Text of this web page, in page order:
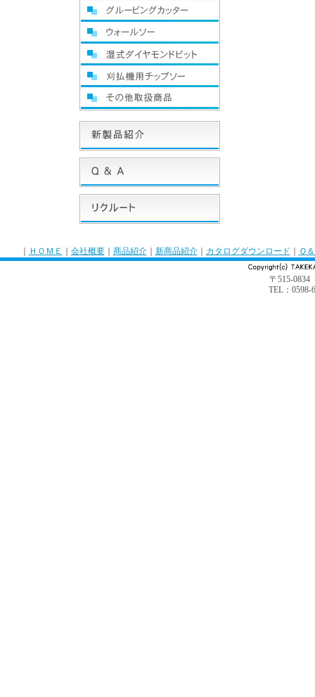
ＨＯＭＥ 会社概要｜ 商品紹介｜ 新商品紹介｜ カタログダウンロード Ｑ
〒515-
TEL：